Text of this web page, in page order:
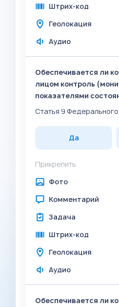
Штрих-код
Геолокация
Аудио
Обеспечивается ли
лицом контроль
показателями
Статья 9 Федерального
Да
Прикрепить
Фото
Комментарий
Задача
Штрих-код
Геолокация
Аудио
Обеспечивается ли